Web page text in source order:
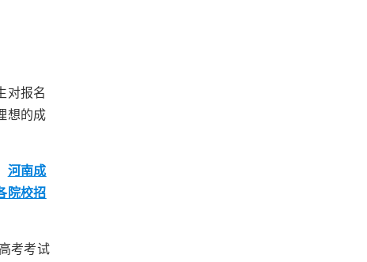
对报名
想的成
河南成
院校招
考考试